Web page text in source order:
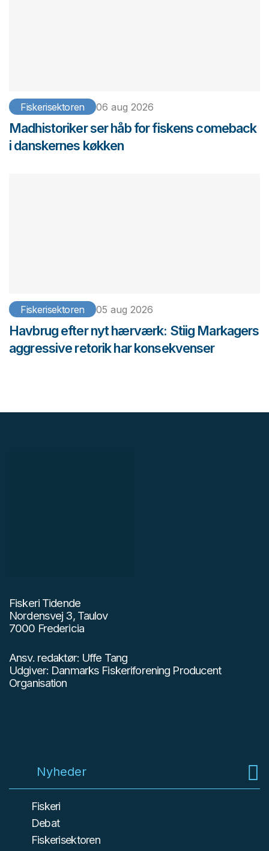
Fiskerisektoren 06 aug 2026
Madhistoriker ser håb for fiskens comeback
i danskernes køkken
Fiskerisektoren 05 aug 2026
Havbrug efter nyt hærværk: Stiig Markagers
aggressive retorik har konsekvenser
Fiskeri Tidende
Nordensvej 3, Taulov
7000 Fredericia
Ansv. redaktør: Uffe Tang
Udgiver: Danmarks Fiskeriforening Producent
Organisation
Nyheder
Fiskeri
Debat
Fiskerisektoren